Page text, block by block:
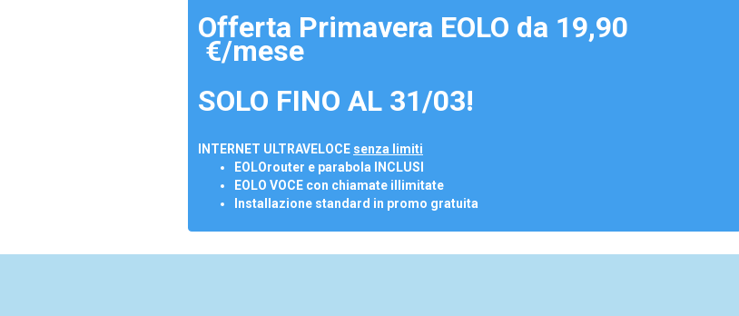
Offerta Primavera EOLO da 19,90
€/mese
SOLO FINO AL 31/03!
INTERNET ULTRAVELOCE senza limiti
EOLOrouter e parabola INCLUSI
EOLO VOCE con chiamate illimitate
Installazione standard in promo gratuita